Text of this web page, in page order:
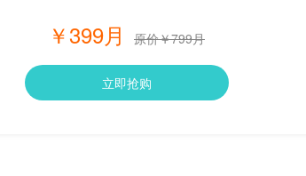
￥399月 原价￥799月
立即抢购